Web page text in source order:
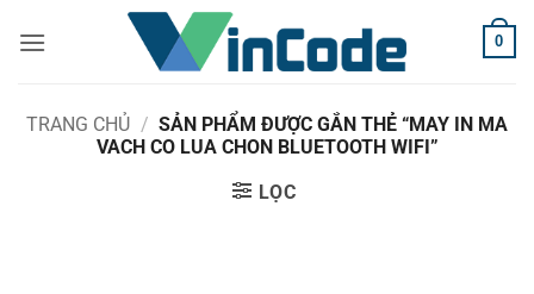
qua
0
TRANG CHỦ / SẢN PHẨM ĐƯỢC GẮN THẺ “MAY IN MA
VACH CO LUA CHON BLUETOOTH WIFI”
LỌC